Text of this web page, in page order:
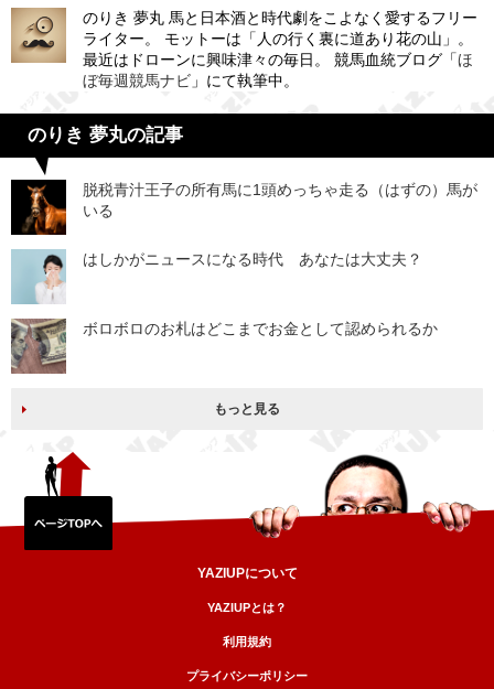
のりき 夢丸 馬と日本酒と時代劇をこよなく愛するフリー
ライター。 モットーは「人の行く裏に道あり花の山」。
最近はドローンに興味津々の毎日。 競馬血統ブログ「ほ
ぼ毎週競馬ナビ 」にて執筆中。
のりき 夢丸の記事
脱税青汁王子の所有馬に1頭めっちゃ走る（はずの）馬が
いる
はしかがニュースになる時代 あなたは大丈夫？
ボロボロのお札はどこまでお金として認められるか
もっと見る
YAZIUPについて
YAZIUPとは？
利用規約
プライバシーポリシー